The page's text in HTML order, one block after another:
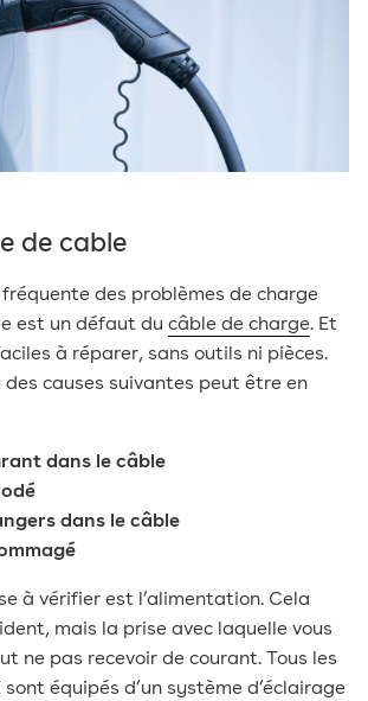
de cable
des problèmes de charge
est un défaut du câble de charge. Et
à réparer, sans outils ni pièces.
des causes suivantes peut être en
dans le câble
dans le câble
à vérifier est l’alimentation. Cela
mais la prise avec laquelle vous
ne pas recevoir de courant. Tous les
équipés d’un système d’éclairage